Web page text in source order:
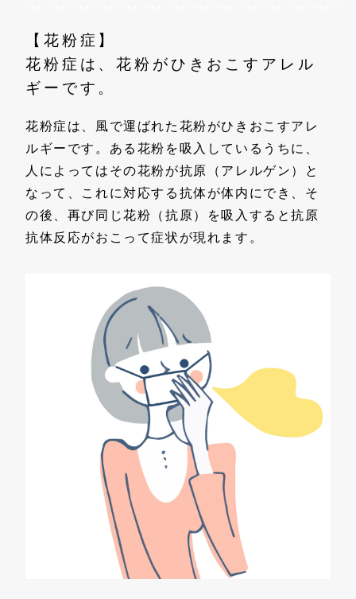
【花粉症】
花粉症は、花粉がひきおこすアレル
ギーです。
花粉症は、風で運ばれた花粉がひきおこすアレ
ルギーです。ある花粉を吸入しているうちに、
人によってはその花粉が抗原（アレルゲン）と
なって、これに対応する抗体が体内にでき、そ
の後、再び同じ花粉（抗原）を吸入すると抗原
抗体反応がおこって症状が現れます。